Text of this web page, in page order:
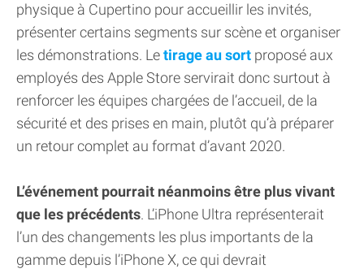
physique à Cupertino pour accueillir les invités,
présenter certains segments sur scène et organiser
les démonstrations. Letirage au sort proposé aux
employés des Apple Store servirait donc surtout à
renforcer les équipes chargées de l’accueil, de la
sécurité et des prises en main, plutôt qu’à préparer
un retour complet au format d’avant 2020.
L’événement pourrait néanmoins être plus vivant
que les précédents. L’iPhone Ultra représenterait
l’un des changements les plus importants de la
gamme depuis l’iPhone X, ce qui devrait